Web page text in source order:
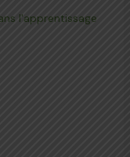
l'apprentissage